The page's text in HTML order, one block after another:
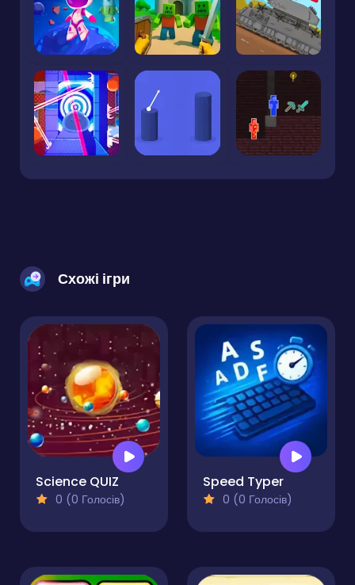
Схожі ігри
Science QUIZ
0 (0 Голосів)
Speed Typer
0 (0 Голосів)